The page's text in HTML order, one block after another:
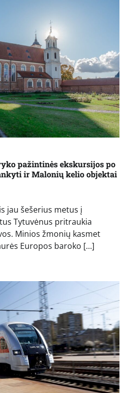
pažintinės ekskursijos po
ir Malonių kelio objektai
jau šešerius metus į
Tytuvėnus pritraukia
Minios žmonių kasmet
Europos baroko […]